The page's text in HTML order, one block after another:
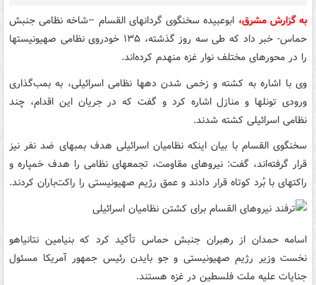
به گزارش مشرق، ابوعبیده سخنگوی گردانهای القسام –شاخه نظامی جنبش
حماس- خبر داد که طی سه روز گذشته، ۱۳۵ خودروی نظامی صهیونیستها
را در محورهای مختلف نوار غزه منهدم کرده‌اند.
وی با اشاره به کشته و زخمی شدن دهها نظامی اسرائیلی، به بمب‌گذاری
ورودی تونلها و منازل اشاره کرد و گفت که در جریان این اقدام، چند
نظامی اسرائیلی کشته شدند.
سخنگوی القسام با بیان اینکه نظامیان اسرائیلی هدف بمبهای ضد نفر نیز
قرار گرفته‌اند، گفت: نیروهای مقاومت، تجمعهای نظامی را هدف خمپاره و
راکتهای با بُرد کوتاه قرار دادند و عمق رژیم صهیونیستی را راکت‌باران کردند.
اسامه حمدان از رهبران جنبش حماس تأکید کرد که بنیامین نتانیاهو
نخست وزیر رژیم صهیونیستی و جو بایدن رئیس جمهور آمریکا مسئول
جنایات علیه ملت فلسطین در غزه هستند.